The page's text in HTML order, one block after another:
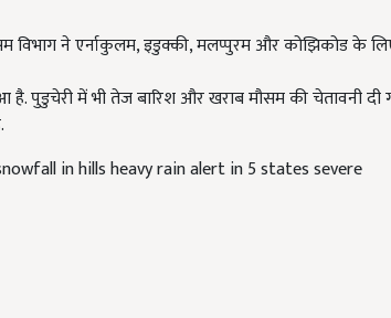
विभाग ने एर्नाकुलम, इडुक्की, मलप्पुरम और कोझिकोड के लिए
पुडुचेरी में भी तेज बारिश और खराब मौसम की चेतावनी दी गई
in hills heavy rain alert in 5 states severe